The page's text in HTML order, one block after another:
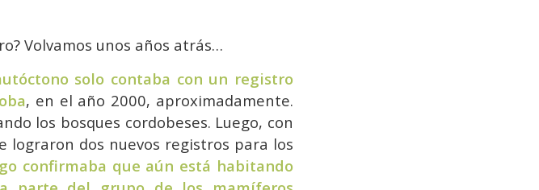
Volvamos unos años atrás…
solo contaba con un registro
, en el año 2000, aproximadamente.
los bosques cordobeses. Luego, con
lograron dos nuevos registros para los
confirmaba que aún está habitando